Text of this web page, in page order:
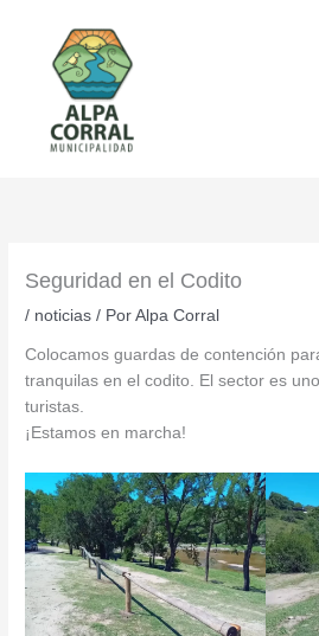
contenido
Seguridad en el Codito
/ noticias / PorAlpa Corral
Colocamos guardas de contención
tranquilas en el codito. El sector es
turistas.
¡Estamos en marcha!